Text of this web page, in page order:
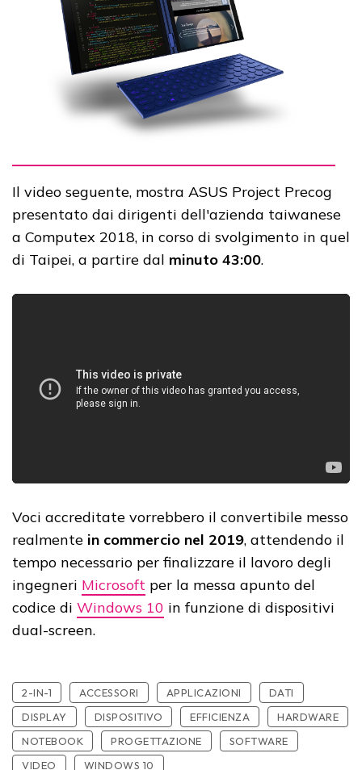
Il video seguente, mostra ASUS Project Precog
presentato dai dirigenti dell'azienda taiwanese
a Computex 2018, in corso di svolgimento in quel
di Taipei, a partire dal minuto 43:00.
Voci accreditate vorrebbero il convertibile messo
realmente in commercio nel 2019, attendendo il
tempo necessario per finalizzare il lavoro degli
ingegneri Microsoft per la messa apunto del
codice di Windows 10 in funzione di dispositivi
dual-screen.
2-IN-1 ACCESSORI APPLICAZIONI
DATI
DISPLAY
DISPOSITIVO EFFICIENZA
HARDWARE
NOTEBOOK
PROGETTAZIONE
SOFTWARE
VIDEO
WINDOWS 10